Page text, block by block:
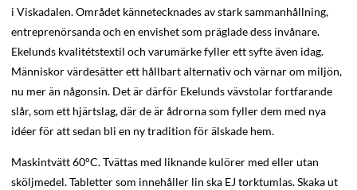
i Viskadalen. Området kännetecknades av stark sammanhållning,
entreprenörsanda och en envishet som präglade dess invånare.
Ekelunds kvalitétstextil och varumärke fyller ett syfte även idag.
Människor värdesätter ett hållbart alternativ och värnar om miljön,
nu mer än någonsin. Det är därför Ekelunds vävstolar fortfarande
slår, som ett hjärtslag, där de är ådrorna som fyller dem med nya
idéer för att sedan bli en ny tradition för älskade hem.
Maskintvätt 60°C. Tvättas med liknande kulörer med eller utan
sköljmedel. Tabletter som innehåller lin ska EJ torktumlas. Skaka ut